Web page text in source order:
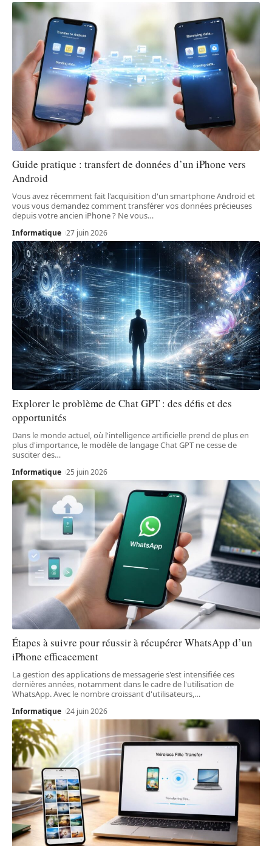
Guide pratique : transfert de données d’un iPhone vers
Android
Vous avez récemment fait l'acquisition d'un smartphone Android et
vous vous demandez comment transférer vos données précieuses
depuis votre ancien iPhone ? Ne vous…
Informatique 27 juin 2026
Explorer le problème de Chat GPT : des défis et des
opportunités
Dans le monde actuel, où l'intelligence artificielle prend de plus en
plus d'importance, le modèle de langage Chat GPT ne cesse de
susciter des…
Informatique 25 juin 2026
Étapes à suivre pour réussir à récupérer WhatsApp d’un
iPhone efficacement
La gestion des applications de messagerie s'est intensifiée ces
dernières années, notamment dans le cadre de l'utilisation de
WhatsApp. Avec le nombre croissant d'utilisateurs, …
Informatique 24 juin 2026